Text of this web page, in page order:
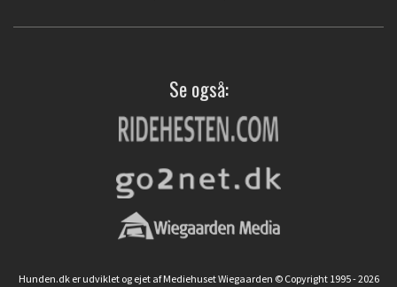
Se også:
Hunden.dk er udviklet og ejet af Mediehuset Wiegaarden © Copyright 1995 - 2026